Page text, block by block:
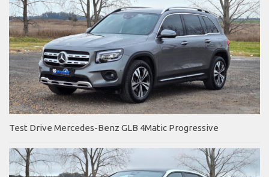
Test Drive Mercedes-Benz GLB 4Matic Progressive